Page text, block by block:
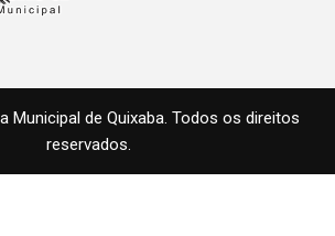
Municipal de Quixaba. Todos os direitos
reservados.